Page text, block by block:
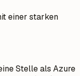
einer starken
Stelle als Azure